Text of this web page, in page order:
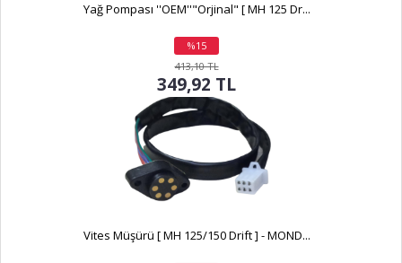
Yağ Pompası ''OEM''"Orjinal" [ MH 125 Dr...
%15
indirim
413,10 TL
349,92 TL
Vites Müşürü [ MH 125/150 Drift ] - MOND...